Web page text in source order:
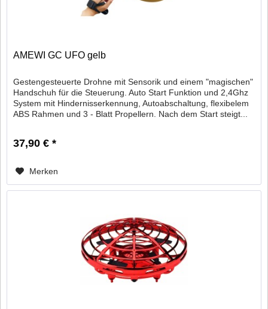
AMEWI GC UFO gelb
Gestengesteuerte Drohne mit Sensorik und einem "magischen"
Handschuh für die Steuerung. Auto Start Funktion und 2,4Ghz
System mit Hindernisserkennung, Autoabschaltung, flexibelem
ABS Rahmen und 3 - Blatt Propellern. Nach dem Start steigt...
37,90 € *
Merken